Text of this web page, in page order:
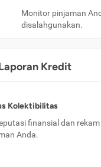
Monitor pinjaman
disalahgunakan.
Kredit
Kolektibilitas
finansial dan rekam
Anda.